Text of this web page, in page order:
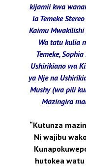
kijamii kwa
la Temeke
Kaimu
Wa tatu kulia
Temeke,
Ushirikiano wa
ya Nje na
Mushy (wa pili
Mazingira
“Kutunza
Ni wajibu
hutokea